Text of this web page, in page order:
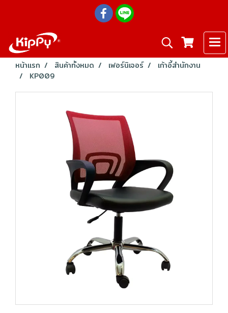
หน้าแรก สินค้าทั้งหมด เฟอร์นิเจอร์
เก้าอี้สำนักงาน
KP009